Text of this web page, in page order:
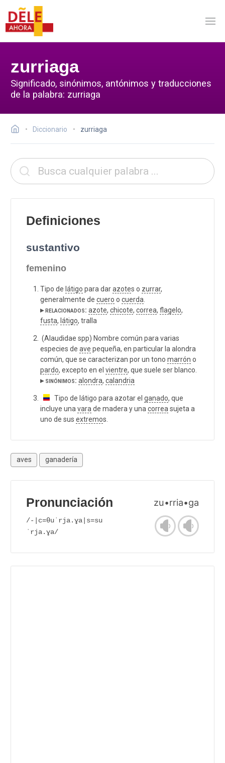
zurriaga
Significado, sinónimos, antónimos y traducciones
de la palabra: zurriaga
Diccionario zurriaga
Definiciones
sustantivo
femenino
Tipo de látigo para darazotes o zurrar,
generalmente de cuero o cuerda
▸ relacionados: azote, chicote, correa, flagelo,
fusta, látigo, tralla
(Alaudidae spp) Nombre común para varias
especies de ave pequeña, en particular la alondra
común, que se caracterizan por un tono marrón o
pardo, excepto en el vientre, que suele ser blanco.
▸ sinónimos: alondra, calandria
Tipo de látigo para azotar el ganado, que
incluye una vara de madera y una correa sujeta a
uno de sus extremos.
aves ganadería
Pronunciación zu•rria•ga
/-|c=θuˈrja.ɣa|s=su
ˈrja.ɣa/